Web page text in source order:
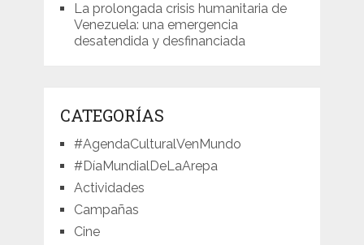
La prolongada crisis humanitaria de
Venezuela: una emergencia
desatendida y desfinanciada
CATEGORÍAS
#AgendaCulturalVenMundo
#DíaMundialDeLaArepa
Actividades
Campañas
Cine